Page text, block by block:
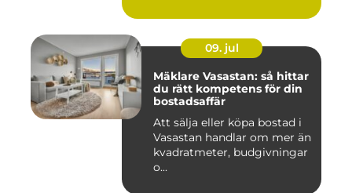
09. jul
Mäklare Vasastan: så hittar
du rätt kompetens för din
bostadsaffär
Att sälja eller köpa bostad i
Vasastan handlar om mer än
kvadratmeter, budgivningar
o...